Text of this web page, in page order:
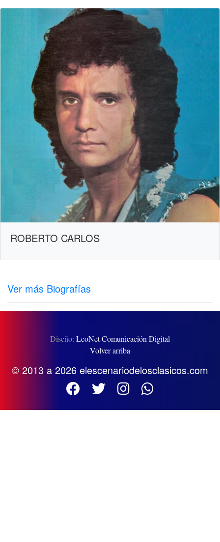
ROBERTO CARLOS
Ver más Biografías
Diseño: LeoNet Comunicación Digital
Volver arriba
© 2013 a 2026 elescenariodelosclasicos.com